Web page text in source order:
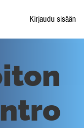
Kirjaudu sisään